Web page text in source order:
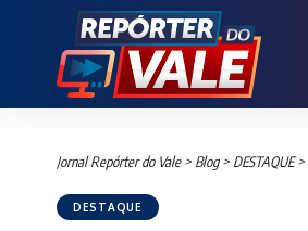
Jornal Repórter do Vale> Blog> DESTAQUE>
DESTAQUE